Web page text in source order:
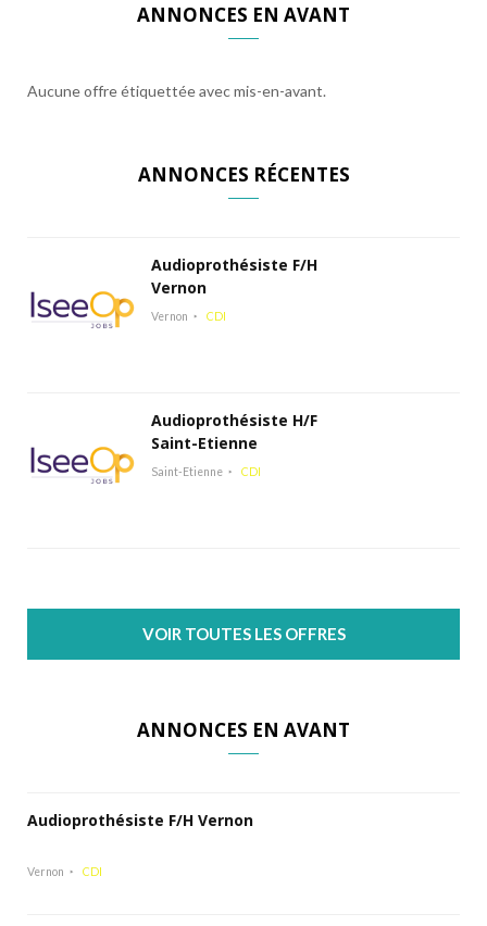
ANNONCES EN AVANT
Aucune offre étiquettée avec mis-en-avant.
ANNONCES RÉCENTES
Audioprothésiste F/H
Vernon
Vernon CDI
Audioprothésiste H/F
Saint-Etienne
Saint-Etienne CDI
VOIR TOUTES LES OFFRES
ANNONCES EN AVANT
Audioprothésiste F/H Vernon
Vernon CDI